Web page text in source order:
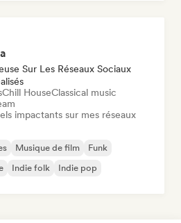
Sur Les Réseaux Sociaux
Chill HouseClassical music
impactants sur mes réseaux
Musique de film
Funk
Indie folk Indie pop